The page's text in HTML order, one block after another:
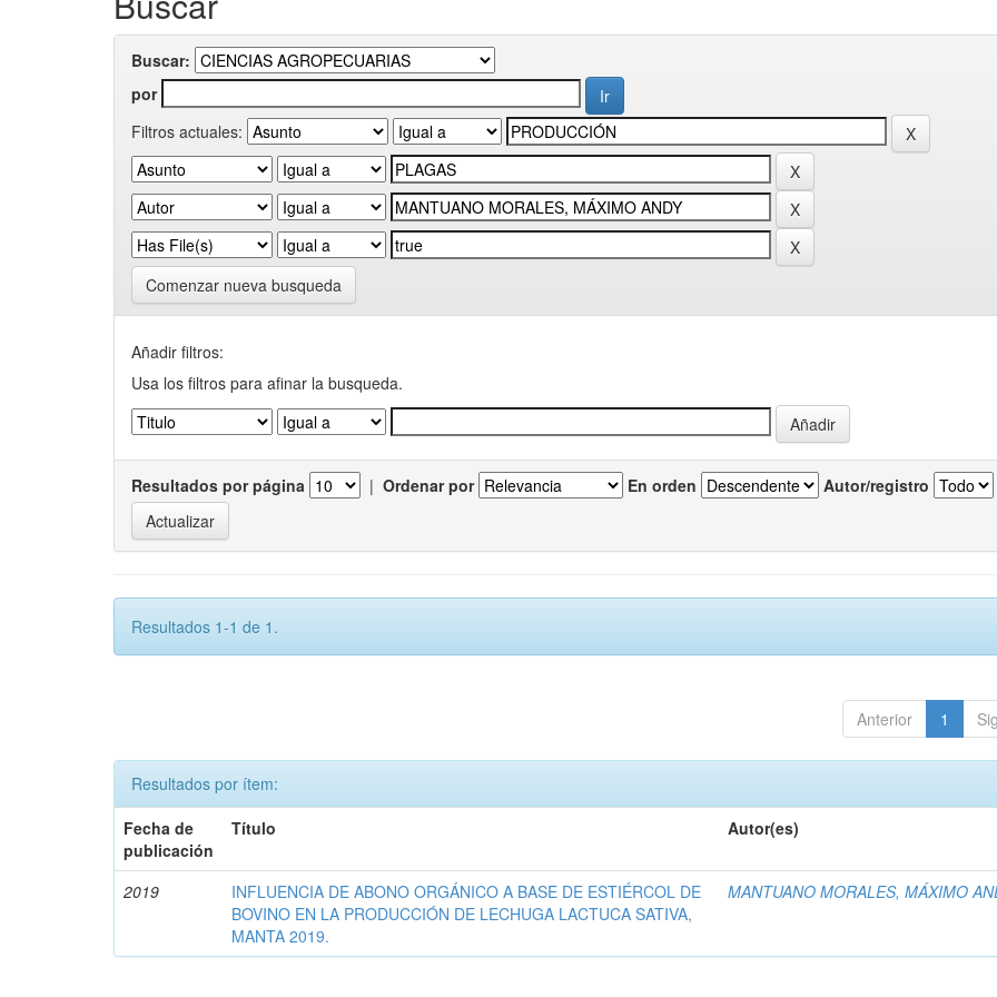
Buscar:
por
Filtros actuales:
Comenzar nueva busqueda
Añadir filtros:
Usa los filtros para afinar la busqueda.
Resultados por página | Ordenar por En orden Autor/registro
Resultados 1-1 de 1.
Anterior 1
Resultados por ítem:
Fecha de
publicación
Título Autor(es)
2019
INFLUENCIA DE ABONO ORGÁNICO A BASE DE ESTIÉRCOL DE
BOVINO EN LA PRODUCCIÓN DE LECHUGA LACTUCA SATIVA,
MANTA 2019.
MANTUANO MORALES, MÁXIMO